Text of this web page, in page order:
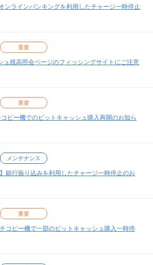
ンラインバンキングを利用したチャージ一時停止
重要
ュ残高照会ページのフィッシングサイトにご注意
重要
ピー機でのビットキャッシュ購入再開のお知ら
メンテナンス
銀行振り込みを利用したチャージ一時停止のお
重要
コピー機で一部のビットキャッシュ購入一時停